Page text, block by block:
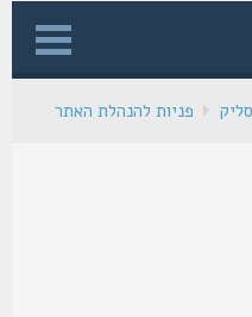
פניות להנהלת האתר